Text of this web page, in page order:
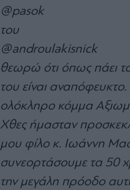
@pasok
του
@androulakisnick
θεωρώ ότι όπως πάει
του είναι αναπόφευκτο.
ολόκληρο κόμμα
Χθες ήμασταν
μου φίλο κ. Ιωάννη
συνεορτάσουμε τα 50
την μεγάλη πρόοδο